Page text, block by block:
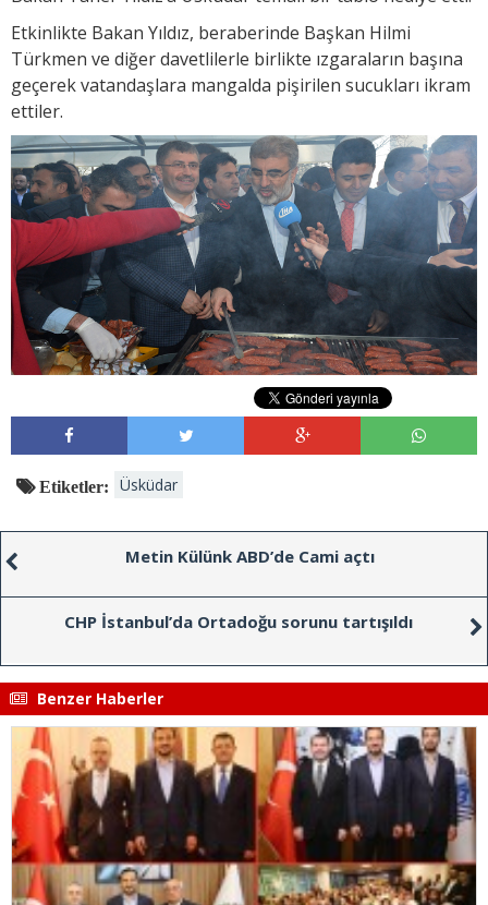
Etkinlikte Bakan Yıldız, beraberinde Başkan Hilmi
Türkmen ve diğer davetlilerle birlikte ızgaraların başına
geçerek vatandaşlara mangalda pişirilen sucukları ikram
ettiler.
Etiketler: Üsküdar
Metin Külünk ABD’de Cami açtı
CHP İstanbul’da Ortadoğu sorunu tartışıldı
Benzer Haberler